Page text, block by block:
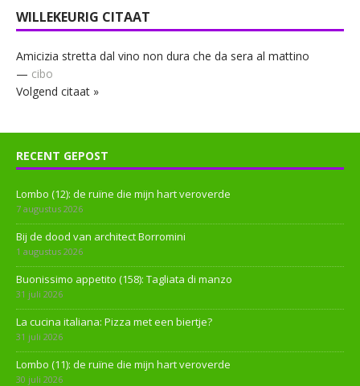
WILLEKEURIG CITAAT
Amicizia stretta dal vino non dura che da sera al mattino
— cibo
Volgend citaat »
RECENT GEPOST
Lombo (12): de ruïne die mijn hart veroverde
7 augustus 2026
Bij de dood van architect Borromini
1 augustus 2026
Buonissimo appetito (158): Tagliata di manzo
31 juli 2026
La cucina italiana: Pizza met een biertje?
31 juli 2026
Lombo (11): de ruïne die mijn hart veroverde
30 juli 2026